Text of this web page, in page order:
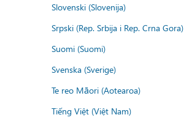
Slovenski (Slovenija)
Srpski (Rep. Srbija i Rep. Crna Gora)
Suomi (Suomi)
Svenska (Sverige)
Te reo Māori (Aotearoa)
Tiếng Việt (Việt Nam)